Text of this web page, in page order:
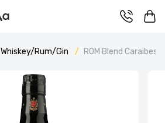
Whiskey/Rum/Gin ROM Blend Caraibes